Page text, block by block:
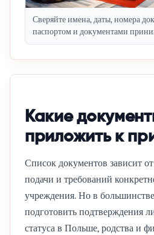
Сверяйте имена, даты, номера
паспортом и документами
Какие
приложить к
Список документов зависит
подачи и требований
учреждения. Но в
подготовить подтверждения
статуса в Польше, родства и